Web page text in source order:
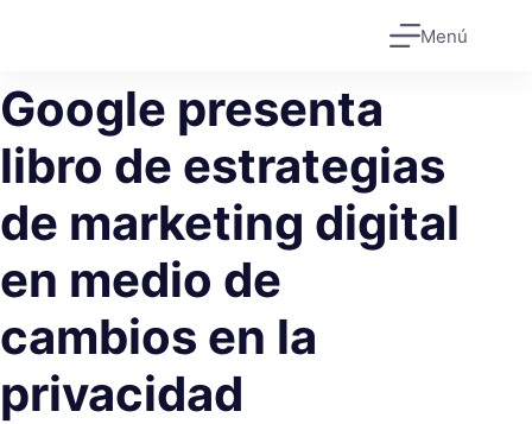
Menú
Google presenta
libro de estrategias
de marketing digital
en medio de
cambios en la
privacidad